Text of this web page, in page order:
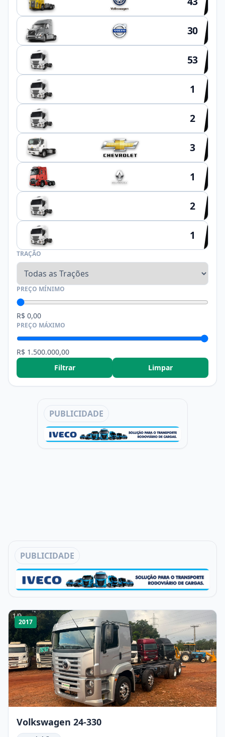
30
53
1
2
3
1
2
1
TRAÇÃO
PREÇO MÍNIMO
R$ 0,00
PREÇO MÁXIMO
R$ 1.500.000,00
Filtrar
Limpar
PUBLICIDADE
PUBLICIDADE
1/9
2017
Volkswagen 24-330